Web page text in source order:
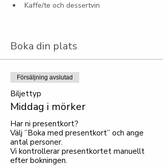
Kaffe/te och dessertvin
Boka din plats
Försäljning avslutad
Biljettyp
Middag i mörker
Har ni presentkort?
Välj ”Boka med presentkort” och ange
antal personer.
Vi kontrollerar presentkortet manuellt
efter bokningen.